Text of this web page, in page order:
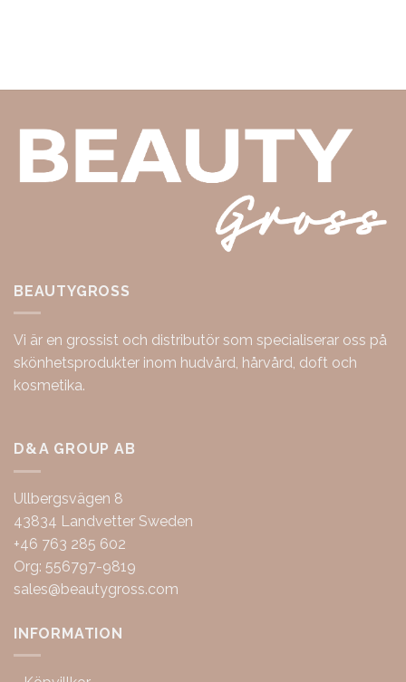
BEAUTYGROSS
Vi är en grossist och distributör som specialiserar oss på
skönhetsprodukter inom hudvård, hårvård, doft och
kosmetika.
D&A GROUP AB
Ullbergsvägen 8
43834 Landvetter Sweden
+46 763 285 602
Org: 556797-9819
sales@beautygross.com
INFORMATION